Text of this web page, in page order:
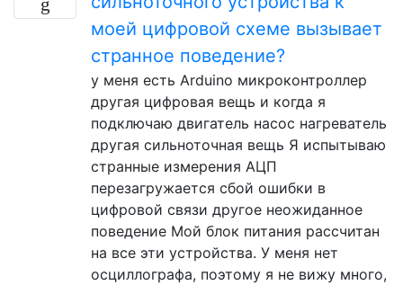
моей цифровой схеме вызывает
странное поведение?
у меня есть Arduino микроконтроллер
другая цифровая вещь и когда я
подключаю двигатель насос нагреватель
другая сильноточная вещь Я испытываю
странные измерения АЦП
перезагружается сбой ошибки в
цифровой связи другое неожиданное
поведение Мой блок питания рассчитан
на все эти устройства. У меня нет
осциллографа, поэтому я не вижу много,